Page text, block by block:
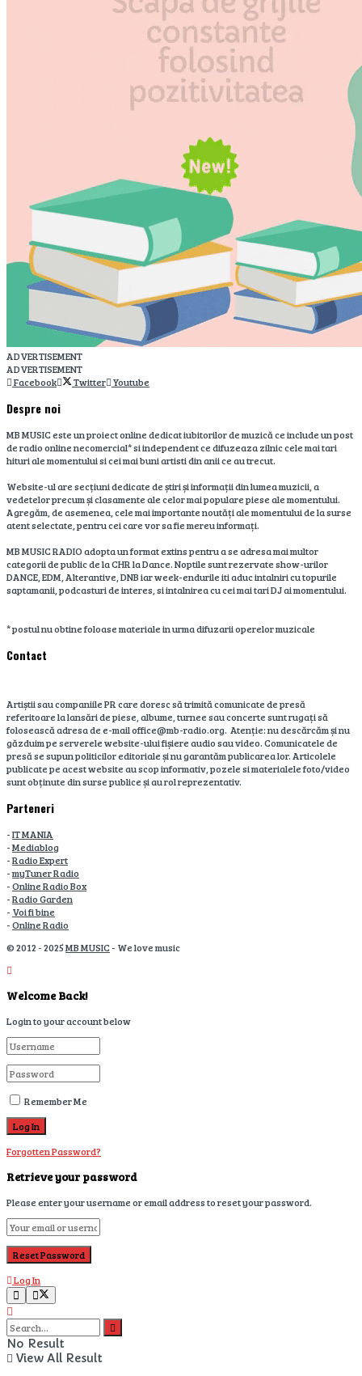
ADVERTISEMENT
ADVERTISEMENT
Facebook
Twitter Youtube
Despre noi
MB MUSIC este un proiect online dedicat iubitorilor de muzică ce include un post
de radio online necomercial* si independent ce difuzeaza zilnic cele mai tari
hituri ale momentului si cei mai buni artisti din anii ce au trecut.
Website-ul are secțiuni dedicate de știri și informații din lumea muzicii, a
vedetelor precum și clasamente ale celor mai populare piese ale momentului.
Agregăm, de asemenea, cele mai importante noutăți ale momentului de la surse
atent selectate, pentru cei care vor sa fie mereu informați.
MB MUSIC RADIO adopta un format extins pentru a se adresa mai multor
categorii de public de la CHR la Dance. Noptile sunt rezervate show-urilor
DANCE, EDM, Alterantive, DNB iar week-endurile iti aduc intalniri cu topurile
saptamanii, podcasturi de interes, si intalnirea cu cei mai tari DJ ai momentului.
* postul nu obtine foloase materiale in urma difuzarii operelor muzicale
Contact
Artiștii sau companiile PR care doresc să trimită comunicate de presă
referitoare la lansări de piese, albume, turnee sau concerte sunt rugați să
folosească adresa de e-mail office@mb-radio.org. Atenție: nu descărcăm și nu
găzduim pe serverele website-ului fișiere audio sau video. Comunicatele de
presă se supun politicilor editoriale și nu garantăm publicarea lor. Articolele
publicate pe acest website au scop informativ, pozele si materialele foto/video
sunt obținute din surse publice și au rol reprezentativ.
Parteneri
-IT MANIA
-Mediablog
-Radio Expert
-myTuner Radio
-Online Radio Box
-Radio Garden
- Voi fi bine
-Online Radio
© 2012 - 2025MB MUSIC- We love music
Welcome Back!
Login to your account below
Remember Me
Forgotten Password?
Retrieve your password
Please enter your username or email address to reset your password.
Log In
No Result
View All Result